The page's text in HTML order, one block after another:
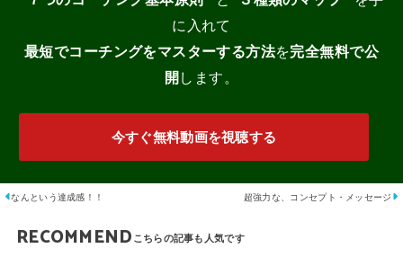
に入れて
最短でコーチングをマスターする方法を完全無料で公
開します。
今すぐ無料動画を視聴する
なんという達成感！！ 超強力な、コンセプト・メッセージ
RECOMMEND